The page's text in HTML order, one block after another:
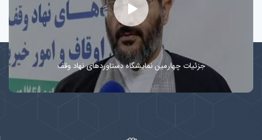
جزئیات چهارمین نمایشگاه دستاوردهای نهاد وقف